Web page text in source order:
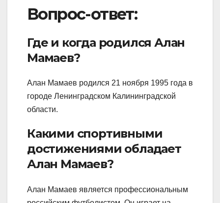
Вопрос-ответ:
Где и когда родился Алан
Мамаев?
Алан Мамаев родился 21 ноября 1995 года в
городе Ленинградском Калининградской
области.
Какими спортивными
достижениями обладает
Алан Мамаев?
Алан Мамаев является профессиональным